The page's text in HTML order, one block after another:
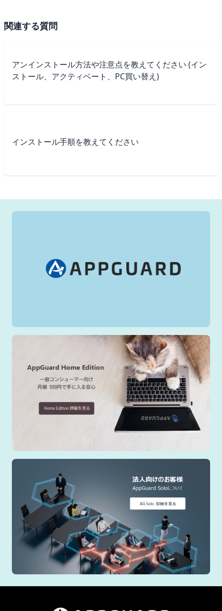
関連する質問
アンインストール方法や注意点を教えてください (イン
ストール、アクティベート、PC買い替え)
インストール手順を教えてください